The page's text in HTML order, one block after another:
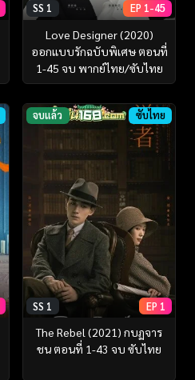
SS 1 EP 1-45
Love Designer (2020)
ออกแบบรักฉบับพิเศษ ตอนที่
1-45 จบ พากย์ไทย/ซับไทย
จบแล้ว ซับไทย
SS 1 EP 1
The Rebel (2021) กบฏจาร
ชน ตอนที่ 1-43 จบ ซับไทย